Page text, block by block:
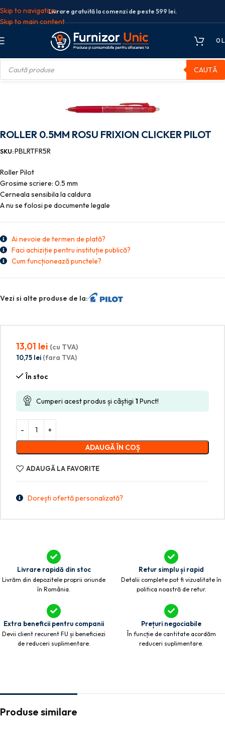
Skip to navigation
Skip to main content
Livrare gratuită la comenzi de peste 599 lei.
0
CAUTĂ
de scris
ROLLER 0.5MM ROSU FRIXION CLICKER PILOT
SKU:PBLRTFR5R
Roller Pilot
Grosime scriere: 0.5 mm
Cerneala sensibila la caldura
A nu se folosi pe documente legale
Ai nevoie de termen de plată?
Faci achiziție pentru instituție publică?
Cum funcționează punctele?
Vezi si alte produse de la:
13,01 lei (cu TVA)
10,75 lei (fara TVA)
În stoc
Cumperi acest produs și câștigi 1 Punct!
ADAUGĂ ÎN COȘ
ADAUGĂ LA FAVORITE
Dorești ofertă personalizată?
Livrare rapidă din stoc
Livrăm din depozitele proprii oriunde
în România.
Retur simplu și rapid
Detalii complete pot fi vizualitate în
politica noastră de retur.
Extra beneficii pentru companii
Devii client recurent FU și beneficiezi
de reduceri suplimentare.
Prețuri negociabile
În funcție de cantitate acordăm
reduceri suplimentare.
Produse similare